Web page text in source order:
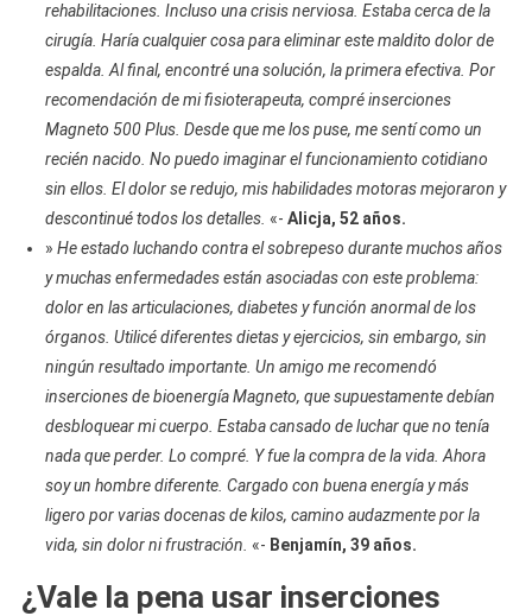
rehabilitaciones. Incluso una crisis nerviosa. Estaba cerca de la
cirugía. Haría cualquier cosa para eliminar este maldito dolor de
espalda. Al final, encontré una solución, la primera efectiva. Por
recomendación de mi fisioterapeuta, compré inserciones
Magneto 500 Plus. Desde que me los puse, me sentí como un
recién nacido. No puedo imaginar el funcionamiento cotidiano
sin ellos. El dolor se redujo, mis habilidades motoras mejoraron y
descontinué todos los detalles. «- Alicja, 52 años.
» He estado luchando contra el sobrepeso durante muchos años
y muchas enfermedades están asociadas con este problema:
dolor en las articulaciones, diabetes y función anormal de los
órganos. Utilicé diferentes dietas y ejercicios, sin embargo, sin
ningún resultado importante. Un amigo me recomendó
inserciones de bioenergía Magneto, que supuestamente debían
desbloquear mi cuerpo. Estaba cansado de luchar que no tenía
nada que perder. Lo compré. Y fue la compra de la vida. Ahora
soy un hombre diferente. Cargado con buena energía y más
ligero por varias docenas de kilos, camino audazmente por la
vida, sin dolor ni frustración. «- Benjamín, 39 años.
¿Vale la pena usar inserciones